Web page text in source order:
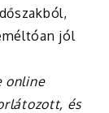
jól
online
és